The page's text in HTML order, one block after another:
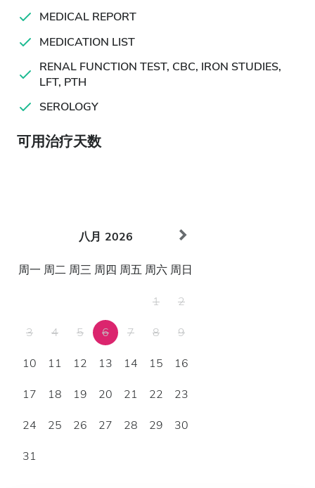
MEDICAL REPORT
MEDICATION LIST
RENAL FUNCTION TEST, CBC, IRON STUDIES,
LFT, PTH
SEROLOGY
可用治疗天数
八月 2026
周一 周二周三 周四 周五周六周日
1
2
3
4 5 6 7 8
9
10
11 12 13 14 15
16
17
18 19 20 21 22
23
24
25 26 27 28 29
30
31